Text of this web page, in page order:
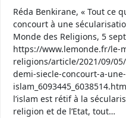
Réda Benkirane, « Tout ce
concourt à une
Monde des Religions, 5
https://www.lemonde.fr/le-
religions/article/2021/09/
demi-siecle-concourt-a-
l’islam est rétif à la
religion et de l’Etat, tout…